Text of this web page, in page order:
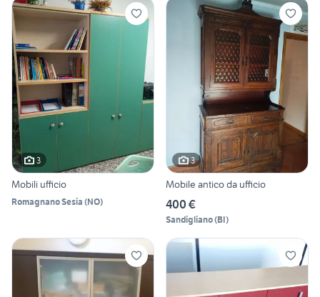
3
Mobili ufficio
Romagnano Sesia (NO)
3
Mobile antico da ufficio
400 €
Sandigliano(BI)